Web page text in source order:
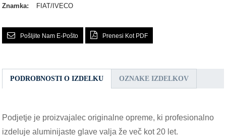
Znamka:
FIAT/IVECO
Pošljite Nam E-Pošto Prenesi Kot PDF
PODROBNOSTI O IZDELKU OZNAKE IZDELKOV
Podjetje je proizvajalec originalne opreme, ki profesionalno
izdeluje aluminijaste glave valja že več kot 20 let.